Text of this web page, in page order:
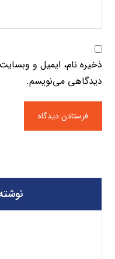
ذخیره نام، ایمیل و
دیدگاهی می‌نویسم.